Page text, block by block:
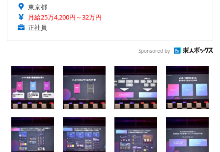
東京都
月給25万4,200円～32万円
正社員
Sponsored by